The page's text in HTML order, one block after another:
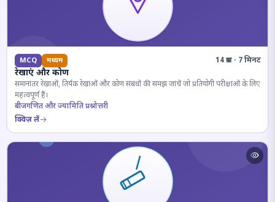
MCQ मध्यम 14 प्रश्न · 7 मिनट
रेखाएं और कोण
समानांतर रेखाओं, तिर्यक रेखाओं और कोण संबंधों की समझ जांचें जो प्रतियोगी परीक्षाओं के लिए
महत्वपूर्ण हैं।
बीजगणित और ज्यामिति प्रश्नोत्तरी
क्विज़ लें